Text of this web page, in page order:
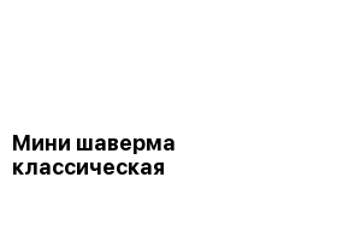
Мини шаверма
классическая